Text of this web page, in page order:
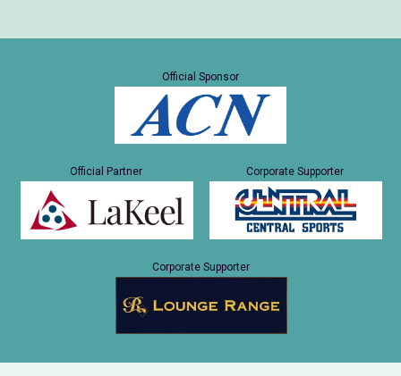
Official Sponsor
Official Partner Corporate Supporter
Corporate Supporter